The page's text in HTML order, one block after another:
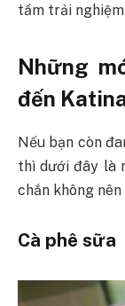
tầm trải
Những
đến
Nếu bạn còn
thì dưới đây là
chắn không
Cà phê sữa